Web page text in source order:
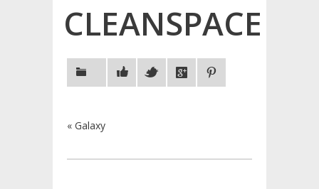
CLEANSPACE
« Galaxy